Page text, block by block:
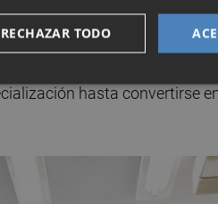
años después de la
ligada a las fiestas
hasta convertirse
RECHAZAR TODO